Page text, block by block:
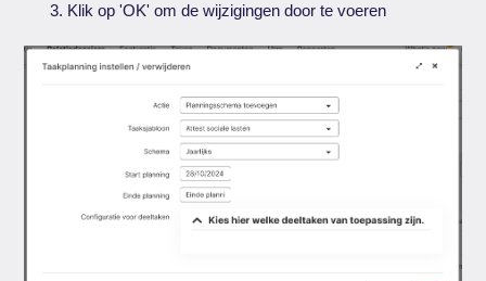
Klik op 'OK' om de wijzigingen door te voeren